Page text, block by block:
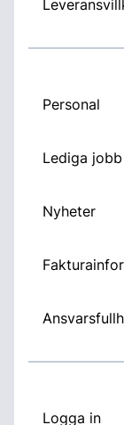
Personal
Lediga jobb
Nyheter
Logga in